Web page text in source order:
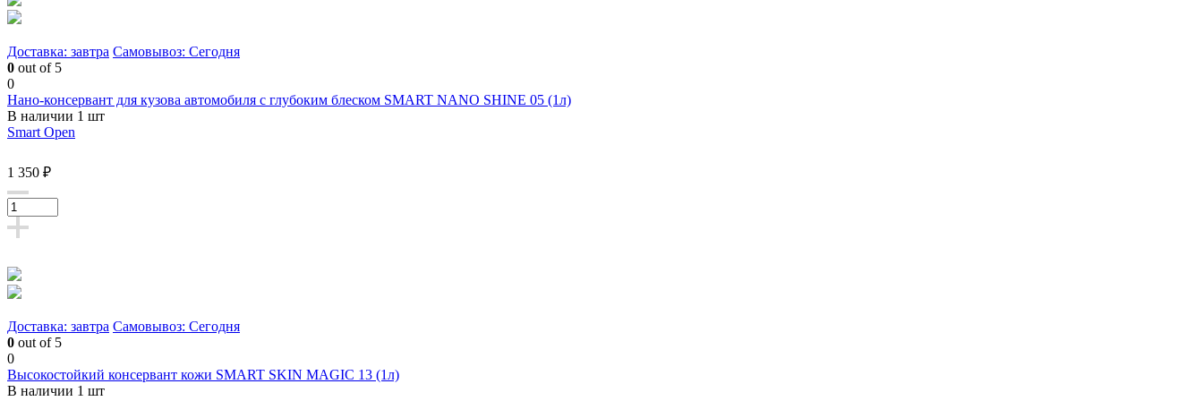
Доставка: завтра Самовывоз: Сегодня
0 out of 5
0
Нано-консервант для кузова автомобиля с глубоким блеском SMART NANO SHINE 05 (1л)
В наличии 1 шт
Smart Open
1 350 ₽
Доставка: завтра Самовывоз: Сегодня
0 out of 5
0
Высокостойкий консервант кожи SMART SKIN MAGIC 13 (1л)
В наличии 1 шт